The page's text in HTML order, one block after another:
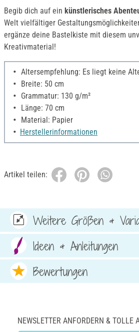
Begib dich auf ein künstlerisches
Welt vielfältiger
ergänze deine Bastelkiste mit diesem
Kreativmaterial!
Altersempfehlung: Es liegt keine
Breite: 50 cm
Grammatur: 130 g/m²
Länge: 70 cm
Material: Papier
Herstellerinformationen
Artikel teilen:
Weitere Größen &
Ideen & Anleitungen
Bewertungen
NEWSLETTER ANFORDERN & TOLLE